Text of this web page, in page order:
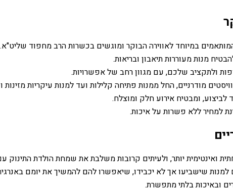
במיוחד לאווירה הבוקר ומוגשים בכשרות הרב מחפוד שליט"א.
מנות מעוררות תיאבון ובריאות.
ולתקציב שלכם, עם מגוון רחב של אפשרויות.
מודרניים, החל ממנות פתיחה קלילות ועד למנות עיקריות מזינות
לביצוע, ומבטיח אירוע חלק ומוצלח.
ואינטימית יותר, ולעיתים קרובות משלבת את שמחת הולדת
שישביעו אך לא יכבידו, שיאפשרו להם להמשיך את יומם
ובאיכות בלתי מתפשרת.